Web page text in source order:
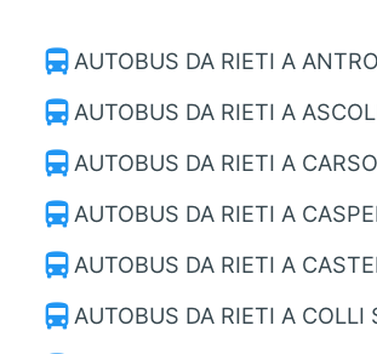
directions_bus AUTOBUS DA RIETI A
directions_bus AUTOBUS DA RIETI A
directions_bus AUTOBUS DA RIETI A
directions_bus AUTOBUS DA RIETI A
directions_bus AUTOBUS DA RIETI A
directions_bus AUTOBUS DA RIETI A COLLI